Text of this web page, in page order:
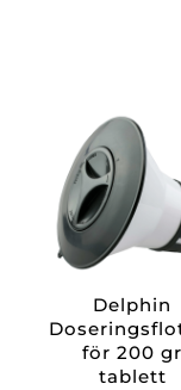
Delphin
för 200 gr
tablett